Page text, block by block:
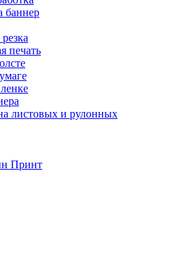
баннер
печать
листовых и рулонных
Принт